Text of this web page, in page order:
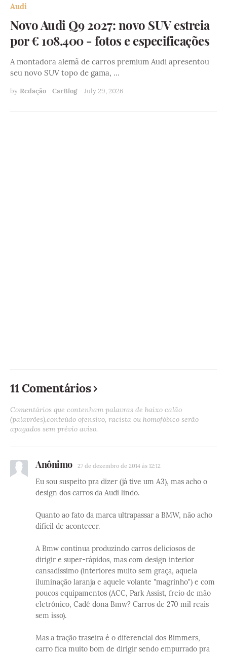
Audi
Novo Audi Q9 2027: novo SUV estreia
por € 108.400 - fotos e especificações
A montadora alemã de carros premium Audi apresentou
seu novo SUV topo de gama, …
by Redação - CarBlog - July 29, 2026
11 Comentários
Comentários que contenham palavras de baixo calão
(palavrões),conteúdo ofensivo, racista ou homofóbico serão
apagados sem prévio aviso.
Anônimo 27 de dezembro de 2014 às 12:12
Eu sou suspeito pra dizer (já tive um A3), mas acho o
design dos carros da Audi lindo.
Quanto ao fato da marca ultrapassar a BMW, não acho
difícil de acontecer.
A Bmw continua produzindo carros deliciosos de
dirigir e super-rápidos, mas com design interior
cansadíssimo (interiores muito sem graça, aquela
iluminação laranja e aquele volante "magrinho") e com
poucos equipamentos (ACC, Park Assist, freio de mão
eletrônico, Cadê dona Bmw? Carros de 270 mil reais
sem isso).
Mas a tração traseira é o diferencial dos Bimmers,
carro fica muito bom de dirigir sendo empurrado pra